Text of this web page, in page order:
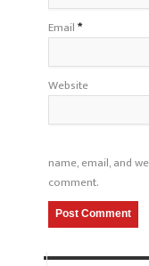
Email*
Website
name, email, and
comment.